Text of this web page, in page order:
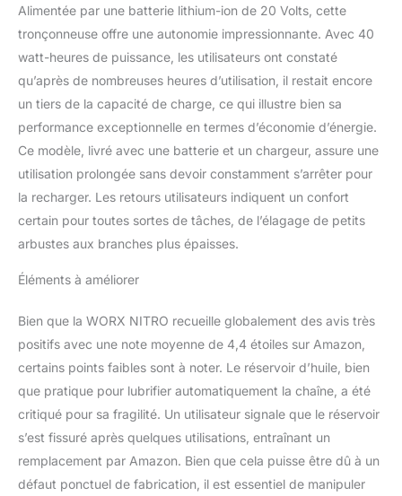
tronçonneuse Worx Nitro
WG325E, 1 batterie 2,0
WA3880, 1 perche
d'extension WA4301, 1
sangle d'épaule, 1 chaîne
WA0142, 1 guide-chaîne
protection de la lame
Alimentée par une batterie lithium-ion de 20 Volts, cette
tronçonneuse offre une autonomie impressionnante. Avec 40
watt-heures de puissance, les utilisateurs ont constaté
qu’après de nombreuses heures d’utilisation, il restait encore
un tiers de la capacité de charge, ce qui illustre bien sa
performance exceptionnelle en termes d’économie d’énergie.
Ce modèle, livré avec une batterie et un chargeur, assure une
utilisation prolongée sans devoir constamment s’arrêter pour
la recharger. Les retours utilisateurs indiquent un confort
certain pour toutes sortes de tâches, de l’élagage de petits
arbustes aux branches plus épaisses.
Éléments à améliorer
Bien que la WORX NITRO recueille globalement des avis très
positifs avec une note moyenne de 4,4 étoiles sur Amazon,
certains points faibles sont à noter. Le réservoir d’huile, bien
que pratique pour lubrifier automatiquement la chaîne, a été
critiqué pour sa fragilité. Un utilisateur signale que le réservoir
s’est fissuré après quelques utilisations, entraînant un
remplacement par Amazon. Bien que cela puisse être dû à un
défaut ponctuel de fabrication, il est essentiel de manipuler